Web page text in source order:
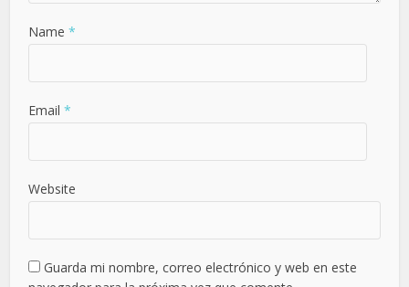
Name *
Email *
Website
Guarda mi nombre, correo electrónico y web en este